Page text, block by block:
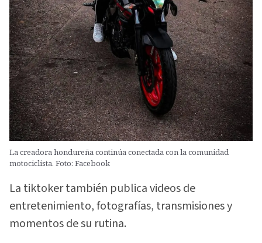
La creadora hondureña continúa conectada con la comunidad
motociclista. Foto: Facebook
La tiktoker también publica videos de
entretenimiento, fotografías, transmisiones y
momentos de su rutina.